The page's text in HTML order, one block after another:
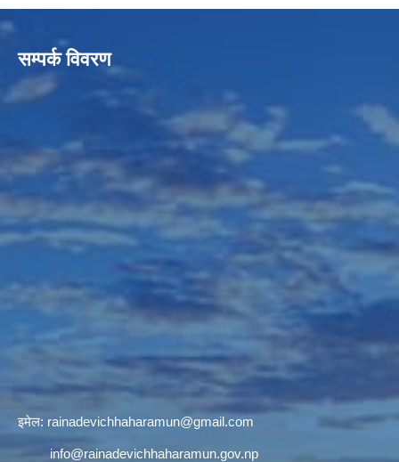
सम्पर्क विवरण
इमेल: rainadevichhaharamun@gmail.com
info@rainadevichhaharamun.gov.np